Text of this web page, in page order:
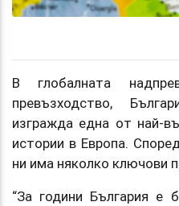
В глобалната
превъзходство,
изгражда една от най-
истории в Европа.
ни има няколко ключови
“За години България е